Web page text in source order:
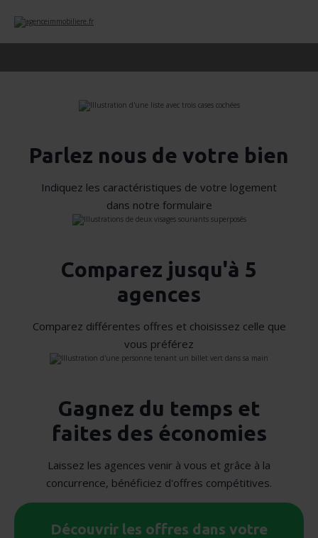
Parlez nous de votre bien
Indiquez les caractéristiques de votre logement
dans notre formulaire
Comparez jusqu'à 5
agences
Comparez différentes offres et choisissez celle que
vous préférez
Gagnez du temps et
faites des économies
Laissez les agences venir à vous et grâce à la
concurrence, bénéficiez d'offres compétitives.
Découvrir les offres dans votre